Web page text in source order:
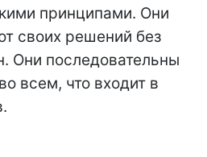
принципами. Они
своих решений без
Они последовательны
всем, что входит в